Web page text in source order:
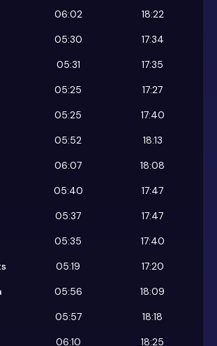
06:02
18:22
05:30
17:34
05:31
17:35
05:25
17:27
05:25
17:40
05:52
18:13
06:07
18:08
05:40
17:47
05:37
17:47
05:35
17:40
05:19
17:20
05:56
18:09
05:57
18:18
06:10
18:25